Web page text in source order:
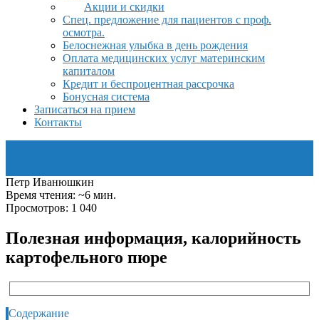
Акции и скидки
Спец. предложение для пациентов с проф.
осмотра.
Белоснежная улыбка в день рождения
Оплата медицинских услуг материнским
капиталом
Кредит и беспроцентная рассрочка
Бонусная система
Записаться на прием
Контакты
Петр Иванюшкин
Время чтения: ~6 мин.
Просмотров: 1 040
Полезная информация, калорийность
картофельного пюре
Содержание